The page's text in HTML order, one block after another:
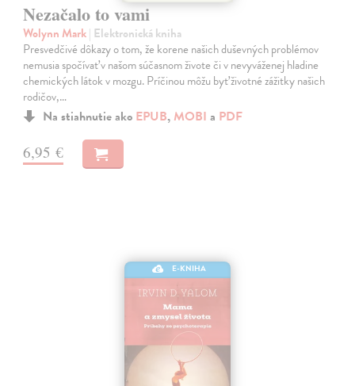
Nezačalo to vami
Wolynn Mark| Elektronická kniha
Presvedčivé dôkazy o tom, že korene našich duševných problémov
nemusia spočívať v našom súčasnom živote či v nevyváženej hladine
chemických látok v mozgu. Príčinou môžu byť životné zážitky našich
rodičov,…
Na stiahnutie ako EPUB, MOBI a PDF
6,95 €
E-KNIHA